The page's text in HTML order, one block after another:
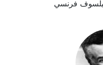
فرنسي